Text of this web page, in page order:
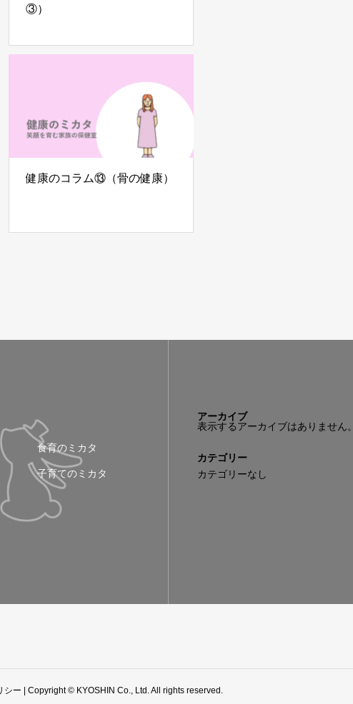
③）
健康のコラム⑬（骨の健康）
食育のミカタ
子育てのミカタ
アーカイブ
表示するアーカイブはありません。
カテゴリー
カテゴリーなし
シー | Copyright © KYOSHIN Co., Ltd. All rights reserved.